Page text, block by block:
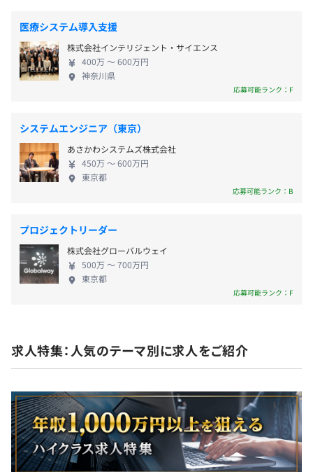
・通勤手当
・住宅手当
・家族手当
年2回（7月、12月）
年1回（4月）
・雇用保険
・労災保険
無期雇用
させ、旧システムの刷新により効率的な作業ができ
る環境づくりに取り組んでいく必要があります。 ◆
社内システムを支えるSEとして活躍 ネットワークイ
ンフラからアプリケーション開発まで幅広い経験を
積みながら、スキルアップを目指すことができます。
うため、顧客から感謝の声を直接聞ける環境です。新
しい事業や会社を一新していこうと取り組みをおこ
なっているので、技術的な革新にも積極的に取り組
むことができます。少数精鋭のシステム部門の中核と
して、社内全体のインフラ関係を管理するというや
医療システム導入支援
株式会社インテリジェント・サイエンス
400万 〜 600万円
神奈川県
応募可能ランク：F
システムエンジニア（東京）
あさかわシステムズ株式会社
450万 〜 600万円
東京都
応募可能ランク：B
プロジェクトリーダー
株式会社グローバルウェイ
500万 〜 700万円
東京都
応募可能ランク：F
求人特集：人気のテーマ別に求人をご紹介